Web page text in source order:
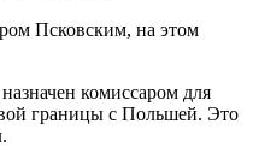
Псковским, на этом
комиссаром для
границы с Польшей. Это